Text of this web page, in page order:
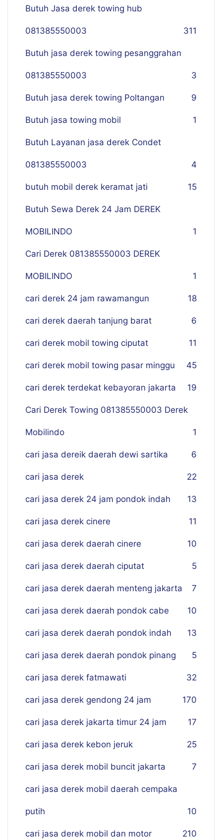
Butuh Jasa derek towing hub
081385550003 311
Butuh jasa derek towing pesanggrahan
081385550003 3
Butuh jasa derek towing Poltangan 9
Butuh jasa towing mobil 1
Butuh Layanan jasa derek Condet
081385550003 4
butuh mobil derek keramat jati 15
Butuh Sewa Derek 24 Jam DEREK
MOBILINDO 1
Cari Derek 081385550003 DEREK
MOBILINDO 1
cari derek 24 jam rawamangun 18
cari derek daerah tanjung barat 6
cari derek mobil towing ciputat 11
cari derek mobil towing pasar minggu 45
cari derek terdekat kebayoran jakarta 19
Cari Derek Towing 081385550003 Derek
Mobilindo 1
cari jasa dereik daerah dewi sartika 6
cari jasa derek 22
cari jasa derek 24 jam pondok indah 13
cari jasa derek cinere 11
cari jasa derek daerah cinere 10
cari jasa derek daerah ciputat 5
cari jasa derek daerah menteng jakarta 7
cari jasa derek daerah pondok cabe 10
cari jasa derek daerah pondok indah 13
cari jasa derek daerah pondok pinang 5
cari jasa derek fatmawati 32
cari jasa derek gendong 24 jam 170
cari jasa derek jakarta timur 24 jam 17
cari jasa derek kebon jeruk 25
cari jasa derek mobil buncit jakarta 7
cari jasa derek mobil daerah cempaka
putih 10
cari jasa derek mobil dan motor 210